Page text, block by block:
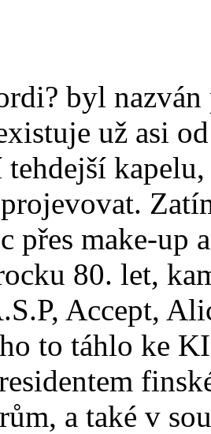
byl
už asi
kapelu,
přes make-up
80. let,
Accept,
to táhlo ke
a také v